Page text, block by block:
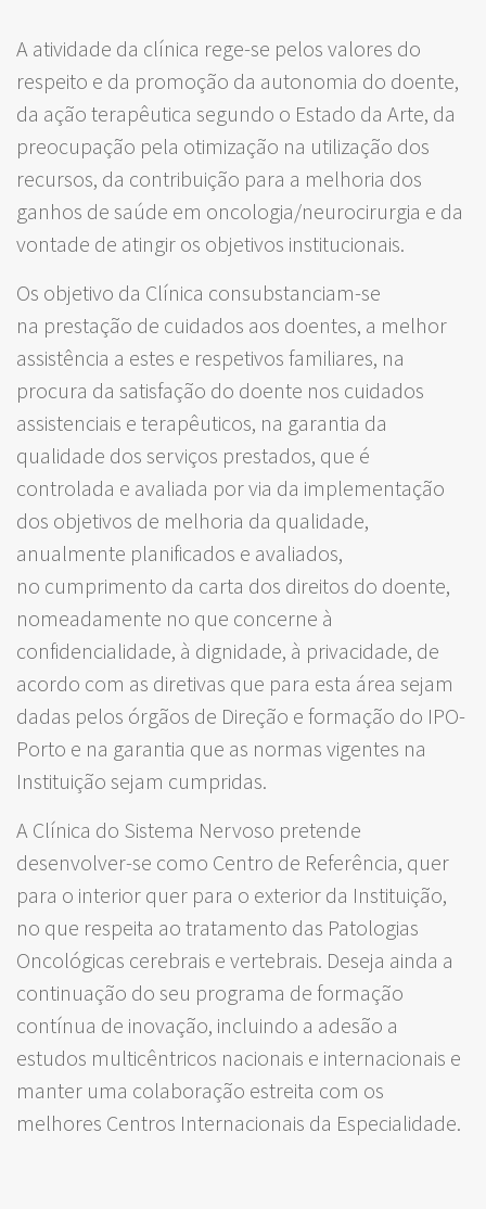
A atividade da clínica rege-se pelos valores do
respeito e da promoção da autonomia do doente,
da ação terapêutica segundo o Estado da Arte, da
preocupação pela otimização na utilização dos
recursos, da contribuição para a melhoria dos
ganhos de saúde em oncologia/neurocirurgia e da
vontade de atingir os objetivos institucionais.
Os objetivo da Clínica consubstanciam-se
na prestação de cuidados aos doentes, a melhor
assistência a estes e respetivos familiares, na
procura da satisfação do doente nos cuidados
assistenciais e terapêuticos, na garantia da
qualidade dos serviços prestados, que é
controlada e avaliada por via da implementação
dos objetivos de melhoria da qualidade,
anualmente planificados e avaliados,
no cumprimento da carta dos direitos do doente,
nomeadamente no que concerne à
confidencialidade, à dignidade, à privacidade, de
acordo com as diretivas que para esta área sejam
dadas pelos órgãos de Direção e formação do IPO-
Porto e na garantia que as normas vigentes na
Instituição sejam cumpridas.
A Clínica do Sistema Nervoso pretende
desenvolver-se como Centro de Referência, quer
para o interior quer para o exterior da Instituição,
no que respeita ao tratamento das Patologias
Oncológicas cerebrais e vertebrais. Deseja ainda a
continuação do seu programa de formação
contínua de inovação, incluindo a adesão a
estudos multicêntricos nacionais e internacionais e
manter uma colaboração estreita com os
melhores Centros Internacionais da Especialidade.